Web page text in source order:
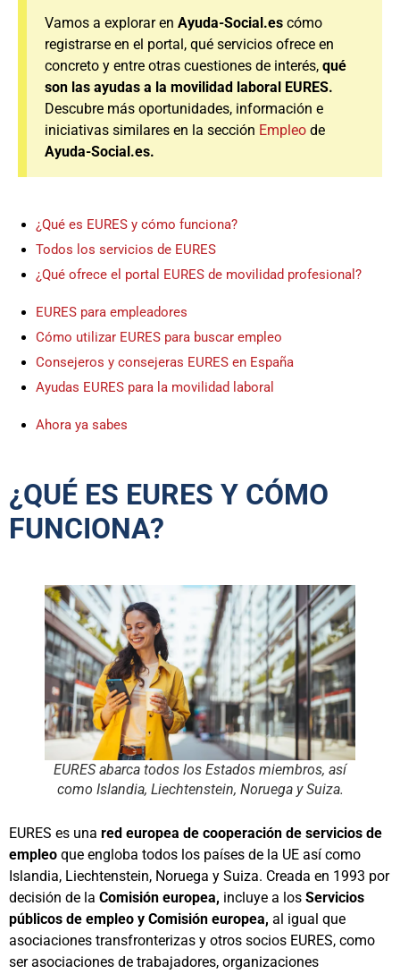
Vamos a explorar en Ayuda-Social.es cómo
registrarse en el portal, qué servicios ofrece en
concreto y entre otras cuestiones de interés, qué
son las ayudas a la movilidad laboral EURES.
Descubre más oportunidades, información e
iniciativas similares en la sección Empleo de
Ayuda-Social.es.
¿Qué es EURES y cómo funciona?
Todos los servicios de EURES
¿Qué ofrece el portal EURES de movilidad profesional?
EURES para empleadores
Cómo utilizar EURES para buscar empleo
Consejeros y consejeras EURES en España
Ayudas EURES para la movilidad laboral
Ahora ya sabes
¿QUÉ ES EURES Y CÓMO
FUNCIONA?
EURES abarca todos los Estados miembros, así
como Islandia, Liechtenstein, Noruega y Suiza.
EURES es una red europea de cooperación de servicios de
empleo que engloba todos los países de la UE así como
Islandia, Liechtenstein, Noruega y Suiza. Creada en 1993 por
decisión de la Comisión europea, incluye a los Servicios
públicos de empleo y Comisión europea, al igual que
asociaciones transfronterizas y otros socios EURES, como
ser asociaciones de trabajadores, organizaciones